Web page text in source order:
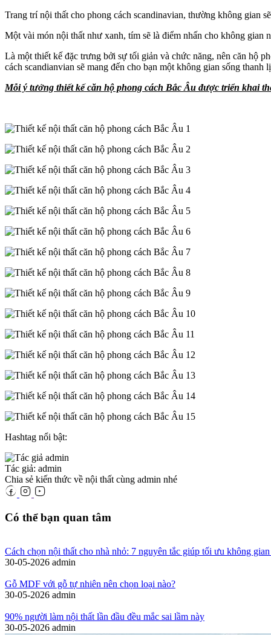
Trang trí nội thất cho phong cách scandinavian, thường không gian
Một vài món nội thất như xanh, tím sẽ là điểm nhấn cho không gian
Là một thiết kế đặc trưng bởi sự tối giản và chức năng, nên căn hộ
cách scandianvian sẽ mang đến cho bạn một không gian sống thanh
Mỗi ý tưởng thiết kế căn hộ phong cách Bắc Âu được triển khai
Hashtag nổi bật:
Tác giả: admin
Chia sẻ kiến thức về nội thất cùng admin nhé
Có thể bạn quan tâm
Cách chọn nội thất cho nhà nhỏ: 7 nguyên tắc giúp tối ưu không
30-05-2026 admin
Gỗ MDF với gỗ tự nhiên nên chọn loại nào?
30-05-2026 admin
90% người làm nội thất lần đầu đều mắc sai lầm này
30-05-2026 admin